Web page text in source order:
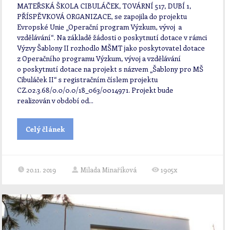
MATEŘSKÁ ŠKOLA CIBULÁČEK, TOVÁRNÍ 517, DUBÍ 1,
PŘÍSPĚVKOVÁ ORGANIZACE, se zapojila do projektu
Evropské Unie „Operační program Výzkum, vývoj a
vzdělávání“. Na základě žádosti o poskytnutí dotace v rámci
Výzvy Šablony II rozhodlo MŠMT jako poskytovatel dotace
z Operačního programu Výzkum, vývoj a vzdělávání
o poskytnutí dotace na projekt s názvem „Šablony pro MŠ
Cibuláček II“ s registračním číslem projektu
CZ.02.3.68/0.0/0.0/18_063/0014971. Projekt bude
realizován v období od...
Celý článek
20.11. 2019 Milada Minaříková 1905x